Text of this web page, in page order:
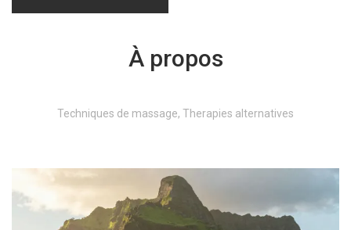
À propos
Techniques de massage, Therapies alternatives